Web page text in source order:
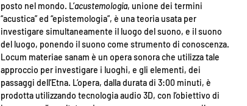
posto nel mondo. L’acustemologia, unione dei termini
“acustica” ed “epistemologia”, è una teoria usata per
investigare simultaneamente il luogo del suono, e il suono
del luogo, ponendo il suono come strumento di conoscenza.
Locum materiae sanam è un opera sonora che utilizza tale
approccio per investigare i luoghi, e gli elementi, dei
passaggi dell’Etna. L’opera, dalla durata di 3:00 minuti, è
prodotta utilizzando tecnologia audio 3D, con l’obiettivo di